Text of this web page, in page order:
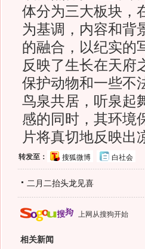
体分为三大板块，
为基调，内容和背
的融合，以纪实的
反映了生长在天府
保护动物和一些不
鸟泉共居，听泉起
感的同时，其环境
片将真切地反映出
转发至： 搜狐微博 白社会
二月二抬头龙见喜
上网从搜狗开始
相关新闻